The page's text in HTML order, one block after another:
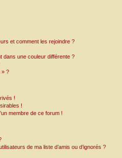
et comment les rejoindre ?
dans une couleur différente ?
» ?
!
!
membre de ce forum !
de ma liste d’amis ou d’ignorés ?